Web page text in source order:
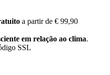
a partir de € 99,90
em relação ao clima.
SSL